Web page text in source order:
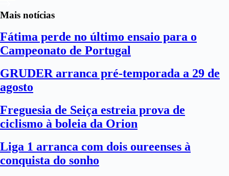
Mais notícias
Fátima perde no último ensaio para o
Campeonato de Portugal
GRUDER arranca pré-temporada a 29 de
agosto
Freguesia de Seiça estreia prova de
ciclismo à boleia da Orion
Liga 1 arranca com dois oureenses à
conquista do sonho